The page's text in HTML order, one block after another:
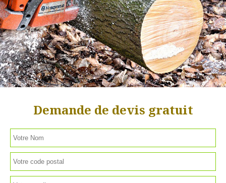
Demande de devis gratuit